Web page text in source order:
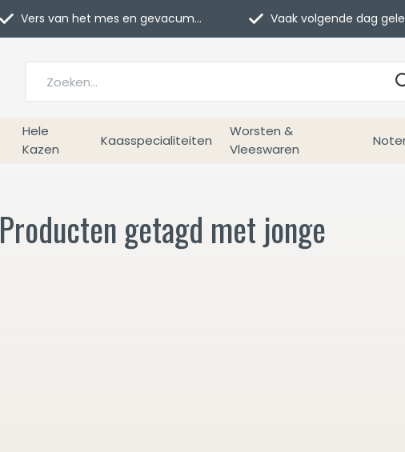
Hele
Kazen
Kaasspecialiteiten
Worsten &
Vleeswaren
Vers van het mes en gevacumeerd Vaak volgende dag geleverd
Producten getagd met jonge